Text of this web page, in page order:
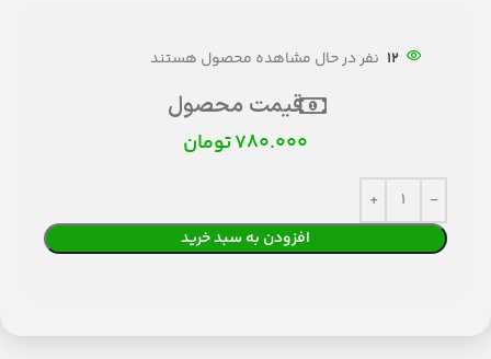
12 نفر در حال مشاهده محصول هستند
قیمت محصول
780.000تومان
افزودن به سبد خرید